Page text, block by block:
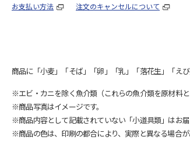
お支払い方法 注文のキャンセルについて
商品に「小麦」「そば」「卵」「乳」「落花生」「え
※エビ・カニを除く魚介類（これらの魚介類を原材料
※商品写真はイメージです。
※商品内容として記載されていない「小道具類」はお
※商品の色は、印刷の都合により、実際と異なる場合が